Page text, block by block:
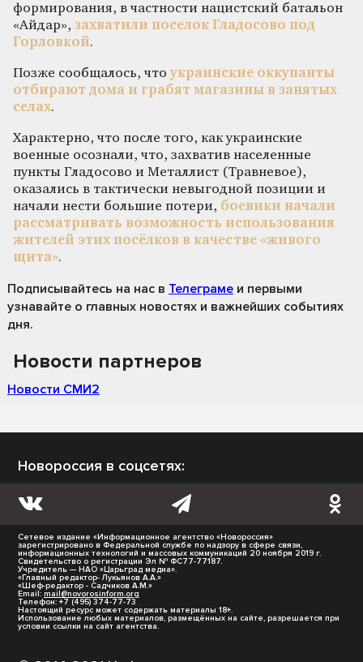
формирования, в частности нацистский батальон
«Айдар», захватили поселок Гладосово под
Горловкой.
Позже сообщалось, чтоукраинские оккупанты
отбирают дома и грабят магазины в занятых
селах.
Характерно, что после того, как украинские
военные осознали, что, захватив населенные
пункты Гладосово и Металлист (Травневое),
оказались в тактически невыгодной позиции и
начали нести большие потери, боевики начали
рассматривать возможность использования
жителей этих посёлков в качестве «живого
щита».
Подписывайтесь на нас в Телеграме и первыми
узнавайте о главных новостях и важнейших событиях
дня.
Новости партнеров
Новости СМИ2
Новороссия в соцсетях:
Сетевое издание «Информационное агентство «Новороссия»
зарегистрировано в Федеральной службе по надзору в сфере связи,
информационных технологий и массовых коммуникаций 20 ноября 2019 г.
Свидетельство о регистрации Эл № ФС77-77187.
Учредитель — НАО «Царьград медиа».
«Главный редактор- Лукьянов А.А.»
«Шеф-редактор - Садчиков А.М.»
Email: mail@novorosinform.org
Телефон: +7 (495) 374-77-73
Настоящий ресурс может содержать материалы 18+.
Использование любых материалов, размещённых на сайте, разрешается при
условии ссылки на сайт агентства.